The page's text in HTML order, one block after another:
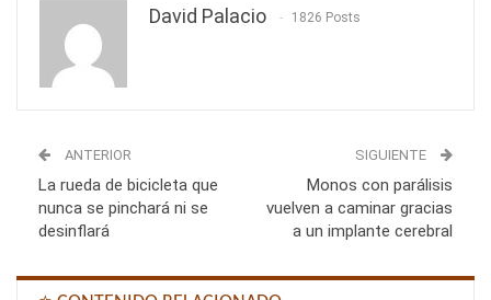
David Palacio 1826 Posts
ANTERIOR
La rueda de bicicleta que
nunca se pinchará ni se
desinflará
SIGUIENTE
Monos con parálisis
vuelven a caminar gracias
a un implante cerebral